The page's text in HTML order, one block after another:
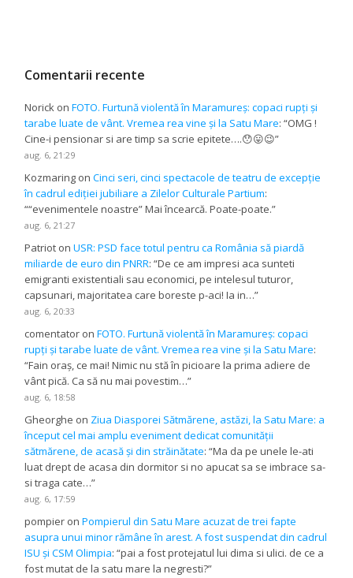
Comentarii recente
Norick onFOTO. Furtună violentă în Maramureș: copaci rupți și
tarabe luate de vânt. Vremea rea vine și la Satu Mare: “OMG !
Cine-i pensionar si are timp sa scrie epitete….😯😛😉”
aug. 6, 21:29
Kozmaring onCinci seri, cinci spectacole de teatru de excepție
în cadrul ediției jubiliare a Zilelor Culturale Partium:
““evenimentele noastre” Mai încearcă. Poate-poate.”
aug. 6, 21:27
Patriot onUSR: PSD face totul pentru ca România să piardă
miliarde de euro din PNRR: “De ce am impresi aca sunteti
emigranti existentiali sau economici, pe intelesul tuturor,
capsunari, majoritatea care boreste p-aci! Ia in…”
aug. 6, 20:33
comentator onFOTO. Furtună violentă în Maramureș: copaci
rupți și tarabe luate de vânt. Vremea rea vine și la Satu Mare:
“Fain oraș, ce mai! Nimic nu stă în picioare la prima adiere de
vânt pică. Ca să nu mai povestim…”
aug. 6, 18:58
Gheorghe on Ziua Diasporei Sătmărene, astăzi, la Satu Mare: a
început cel mai amplu eveniment dedicat comunității
sătmărene, de acasă și din străinătate: “Ma da pe unele le-ati
luat drept de acasa din dormitor si no apucat sa se imbrace sa-
si traga cate…”
aug. 6, 17:59
pompier onPompierul din Satu Mare acuzat de trei fapte
asupra unui minor rămâne în arest. A fost suspendat din cadrul
ISU și CSM Olimpia: “pai a fost protejatul lui dima si ulici. de ce a
fost mutat de la satu mare la negresti?”